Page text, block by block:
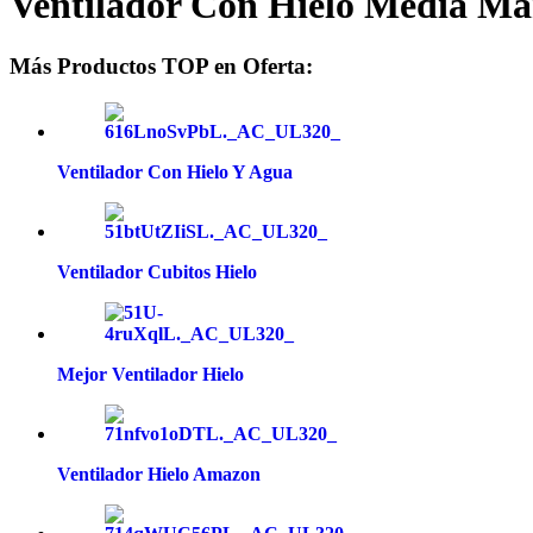
Más Productos TOP en Oferta:
Ventilador Con Hielo Y Agua
Ventilador Cubitos Hielo
Mejor Ventilador Hielo
Ventilador Hielo Amazon